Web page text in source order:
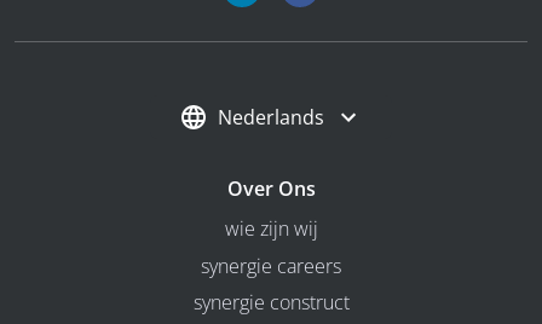
Nederlands
Over Ons
wie zijn wij
synergie careers
synergie construct